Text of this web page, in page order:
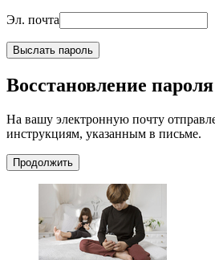
Эл. почта
Выслать пароль
Восстановление пароля
На вашу электронную почту
инструкциям, указанным в письме.
Продолжить